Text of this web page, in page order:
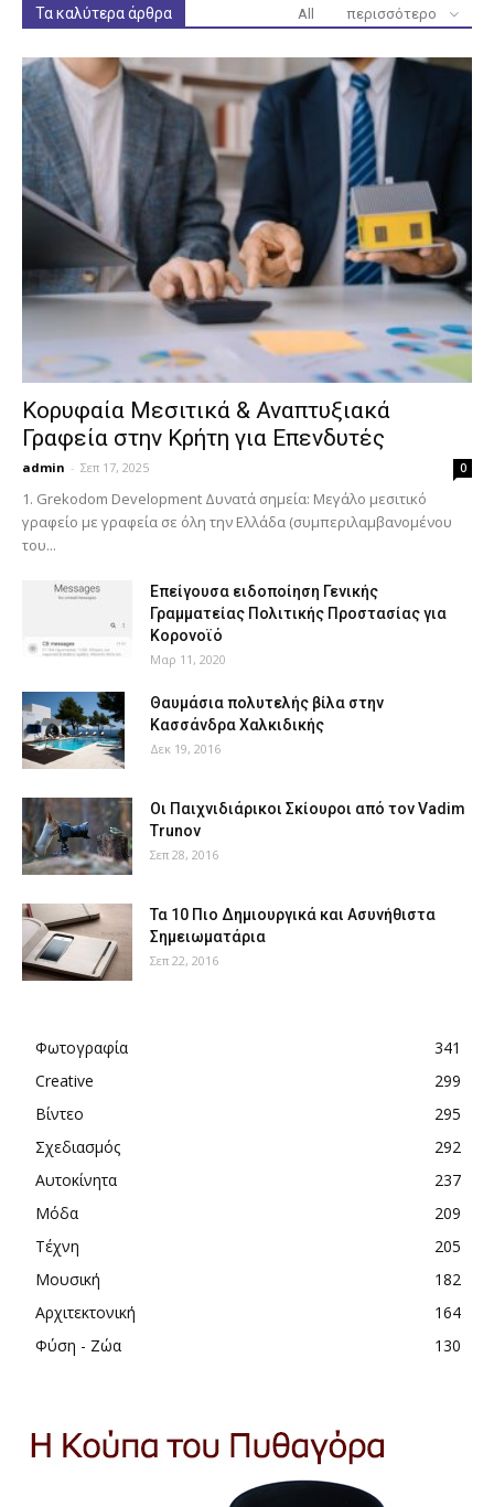
Τα καλύτερα άρθρα All περισσότερο
Κορυφαία Μεσιτικά & Αναπτυξιακά
Γραφεία στην Κρήτη για Επενδυτές
admin - Σεπ 17, 2025 0
1. Grekodom Development Δυνατά σημεία: Μεγάλο μεσιτικό
γραφείο με γραφεία σε όλη την Ελλάδα (συμπεριλαμβανομένου
του...
Επείγουσα ειδοποίηση Γενικής
Γραμματείας Πολιτικής Προστασίας για
Κορονοϊό
Μαρ 11, 2020
Θαυμάσια πολυτελής βίλα στην
Κασσάνδρα Χαλκιδικής
Δεκ 19, 2016
Οι Παιχνιδιάρικοι Σκίουροι από τον Vadim
Trunov
Σεπ 28, 2016
Τα 10 Πιο Δημιουργικά και Ασυνήθιστα
Σημειωματάρια
Σεπ 22, 2016
Φωτογραφία
341
Creative
299
Βίντεο
295
Σχεδιασμός
292
Αυτοκίνητα
237
Μόδα
209
Τέχνη
205
Μουσική
182
Αρχιτεκτονική
164
Φύση - Ζώα
130